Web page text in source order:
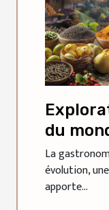
du
La
évolution,
apporte...